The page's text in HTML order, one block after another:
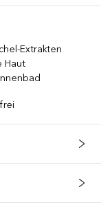
Extrakten
Haut